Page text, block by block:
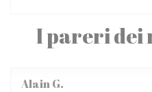
I pareri dei
AlainG